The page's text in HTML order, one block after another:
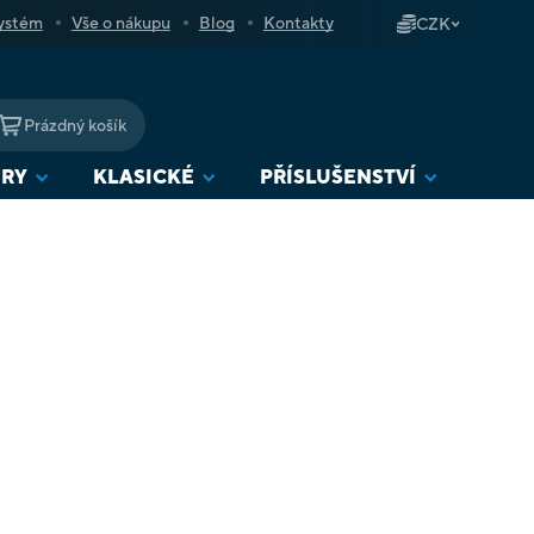
Vše o nákupu Blog Kontakty CZK
NÁKUPNÍ
KOŠÍK
Prázdný košík
KLASICKÉ PŘÍSLUŠENSTVÍ